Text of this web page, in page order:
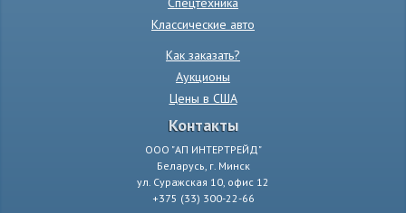
Классические авто
Как заказать?
Аукционы
Цены в США
Контакты
ООО "АП ИНТЕРТРЕЙД"
Беларусь, г. Минск
ул. Суражская 10, офис 12
+375 (33) 300-22-66